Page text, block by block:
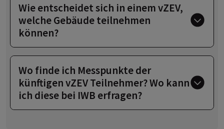
Wie entscheidet sich in einem vZEV,
welche Gebäude teilnehmen
können?
Wo finde ich Messpunkte der
künftigen vZEV Teilnehmer? Wo kann
ich diese bei IWB erfragen?